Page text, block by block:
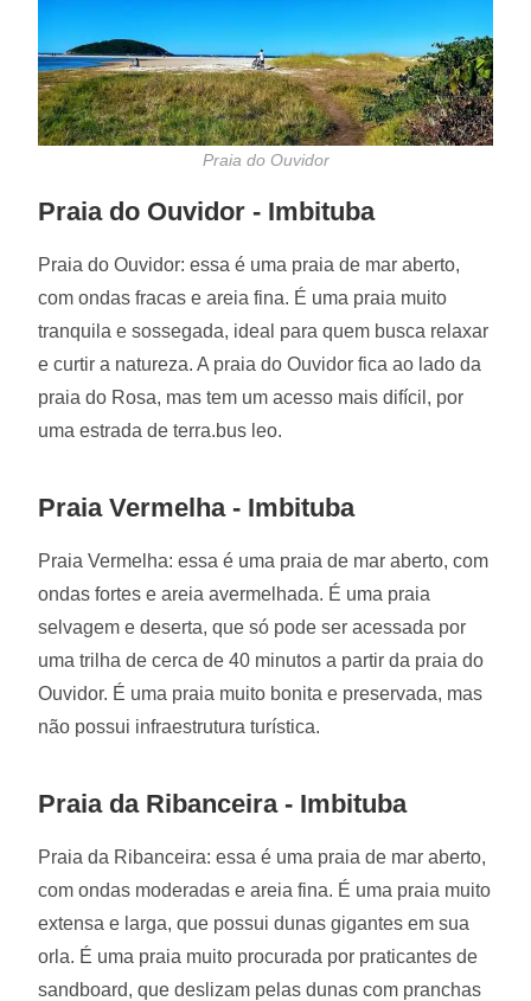
Praia do Ouvidor
Praia do Ouvidor - Imbituba
Praia do Ouvidor: essa é uma praia de mar aberto,
com ondas fracas e areia fina. É uma praia muito
tranquila e sossegada, ideal para quem busca relaxar
e curtir a natureza. A praia do Ouvidor fica ao lado da
praia do Rosa, mas tem um acesso mais difícil, por
uma estrada de terra.bus leo.
Praia Vermelha - Imbituba
Praia Vermelha: essa é uma praia de mar aberto, com
ondas fortes e areia avermelhada. É uma praia
selvagem e deserta, que só pode ser acessada por
uma trilha de cerca de 40 minutos a partir da praia do
Ouvidor. É uma praia muito bonita e preservada, mas
não possui infraestrutura turística.
Praia da Ribanceira - Imbituba
Praia da Ribanceira: essa é uma praia de mar aberto,
com ondas moderadas e areia fina. É uma praia muito
extensa e larga, que possui dunas gigantes em sua
orla. É uma praia muito procurada por praticantes de
sandboard, que deslizam pelas dunas com pranchas